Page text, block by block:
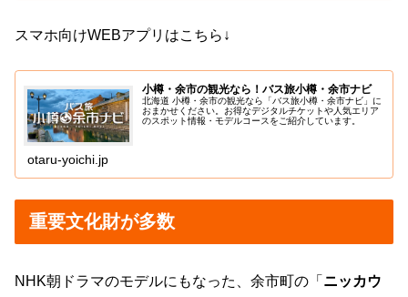
スマホ向けWEBアプリはこちら↓
小樽・余市の観光なら！バス旅小樽・余市ナビ
北海道 小樽・余市の観光なら「バス旅小樽・余市ナビ」に
おまかせください。お得なデジタルチケットや人気エリア
のスポット情報・モデルコースをご紹介しています。
otaru-yoichi.jp
重要文化財が多数
NHK朝ドラマのモデルにもなった、余市町の「 ニッカウ